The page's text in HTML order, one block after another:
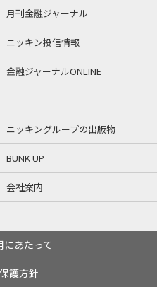
月刊金融ジャーナル
ニッキン投信情報
金融ジャーナルONLINE
ニッキングループの出版物
BUNK UP
会社案内
あたって
護方針